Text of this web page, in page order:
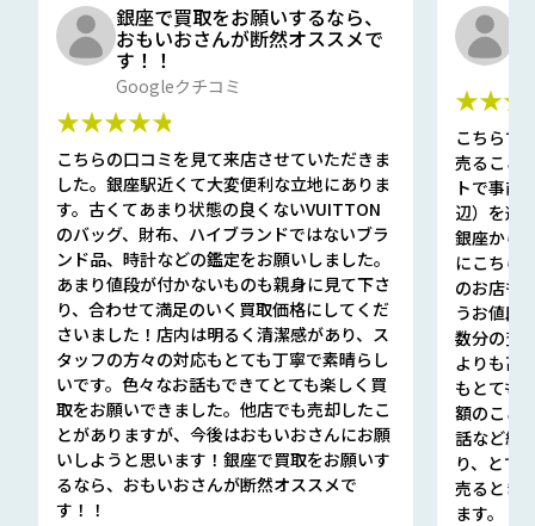
銀座で買取をお願いするなら、
おもいおさんが断然オススメで
す！！
Googleクチコミ
★★★★★
こちらの口コミを見て来店させていただきま
した。銀座駅近くて大変便利な立地にありま
す。古くてあまり状態の良くないVUITTON
のバッグ、財布、ハイブランドではないブラ
ンド品、時計などの鑑定をお願いしました。
あまり値段が付かないものも親身に見て下さ
り、合わせて満足のいく買取価格にしてくだ
さいました！店内は明るく清潔感があり、ス
タッフの方々の対応もとても丁寧で素晴らし
いです。色々なお話もできてとても楽しく買
取をお願いできました。他店でも売却したこ
とがありますが、今後はおもいおさんにお願
いしようと思います！銀座で買取をお願いす
るなら、おもいおさんが断然オススメで
す！！
こちらで
売ること
トで事前
辺）を選
銀座から
にこちら
のお店も
うお値段
数分の査
よりも高
もとても
額のこと
話など細
り、とて
売るとき
ます。